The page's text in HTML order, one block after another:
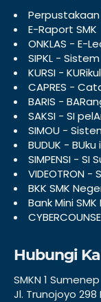
E-Raport SMK
ONKLAS - E-
SIPKL -
KURSI -
CAPRES -
BARIS -
SAKSI - SI
SIMOU -
BUDUK - BUku
SIMPENSI - SI
VIDEOTRON -
BKK SMK
Bank Mini
Hubungi
SMKN 1 Sumenep
Jl. Trunojoyo